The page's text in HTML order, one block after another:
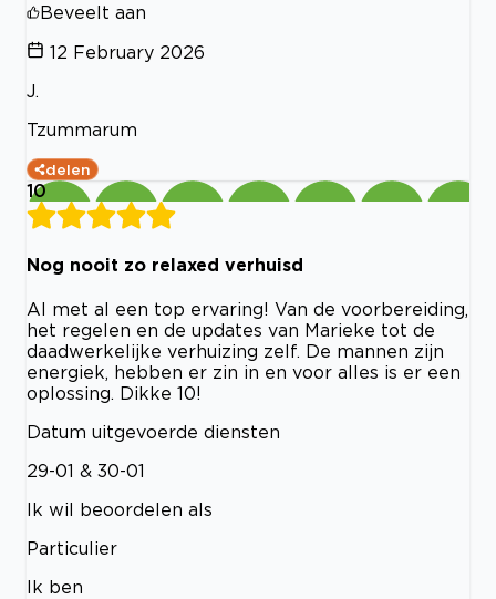
Beveelt aan
12 February 2026
J.
Tzummarum
delen
10
Nog nooit zo relaxed verhuisd
Al met al een top ervaring! Van de voorbereiding,
het regelen en de updates van Marieke tot de
daadwerkelijke verhuizing zelf. De mannen zijn
energiek, hebben er zin in en voor alles is er een
oplossing. Dikke 10!
Datum uitgevoerde diensten
29-01 & 30-01
Ik wil beoordelen als
Particulier
Ik ben